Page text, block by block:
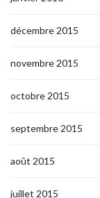
décembre 2015
novembre 2015
octobre 2015
septembre 2015
août 2015
juillet 2015